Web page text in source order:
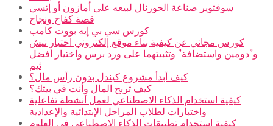
سوفتوير صناعة الجورنال لبيعه على أمازون أو إتسي
قصة كفاح ونجاح
كورس سي بي إيه بووت كامب
كورس مجاني عن كيفية بناء موقع إلكتروني اختيار نيش
و”دومين واستضافة” وتثبيتهما على ورد برس واختيار أفضل
ثيم
كيف أبدأ مشروع كيندل بدون رأس مال؟
كيف تربح المال وأنت في بيتك؟
كيفية استخدام الذكاء الاصطناعي لعمل أنشطة تفاعلية
واختبارات لطلاب المراحل الإبتدائية والإعدادية
كيفية استخدام تطبيقات الذكاء الاصطناعي في العلوم